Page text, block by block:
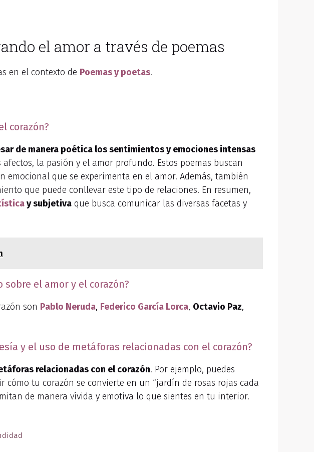
el amor a través de poemas
en el contexto de Poemas y poetas.
corazón?
de manera poética los sentimientos y emociones intensas
la pasión y el amor profundo. Estos poemas buscan
emocional que se experimenta en el amor. Además, también
que puede conllevar este tipo de relaciones. En resumen,
y subjetiva que busca comunicar las diversas facetas y
el amor y el corazón?
son Pablo Neruda, Federico García Lorca, Octavio Paz,
y el uso de metáforas relacionadas con el corazón?
relacionadas con el corazón. Por ejemplo, puedes
tu corazón se convierte en un “jardín de rosas rojas cada
de manera vívida y emotiva lo que sientes en tu interior.